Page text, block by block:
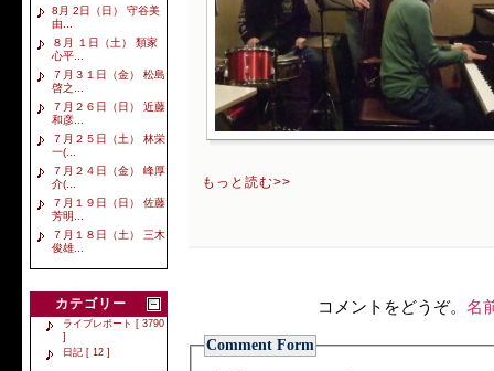
8月 2日（日） 守谷美
由...
８月 １日（土） 類家
心平...
７月３１日（金） 松島
啓之...
７月２６日（日） 近藤
和彦...
７月２５日（土） 林栄
一(...
７月２４日（金） 峰厚
介(...
７月１９日（日） 佐藤
芳明...
７月１８日（土） 三木
俊雄...
カテゴリー
ライブレポート [ 3790
]
日記 [ 12 ]
もっと読む>>
コメントをどうぞ。 名
Comment Form